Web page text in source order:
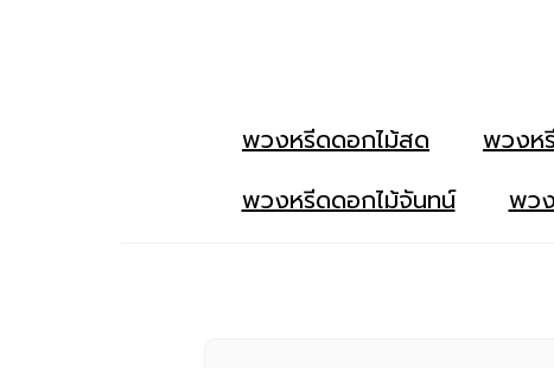
พวงหรีดดอกไม้สด พวงห
พวงหรีดดอกไม้จันทน์
พว